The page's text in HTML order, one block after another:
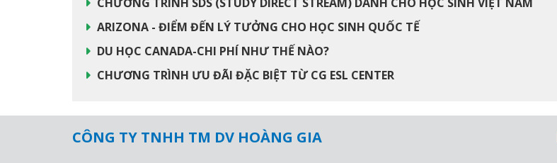
ARIZONA - ĐIỂM ĐẾN LÝ TƯỞNG CHO HỌC SINH QUỐC TẾ
DU HỌC CANADA-CHI PHÍ NHƯ THẾ NÀO?
CHƯƠNG TRÌNH ƯU ĐÃI ĐẶC BIỆT TỪ CG ESL CENTER
CÔNG TY TNHH TM DV HOÀNG GIA